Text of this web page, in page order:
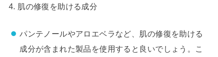
4. 肌の修復を助ける成分
パンテノールやアロエベラなど、肌の修復を助ける
成分が含まれた製品を使用すると良いでしょう。こ